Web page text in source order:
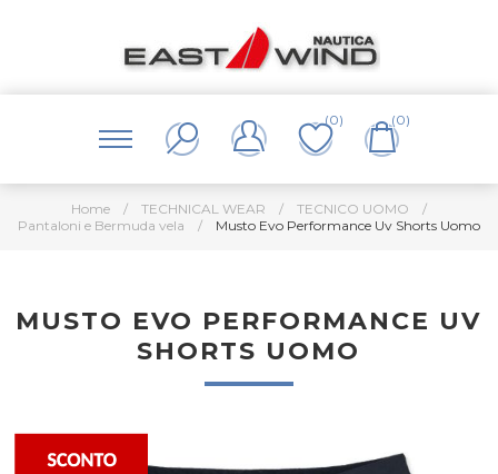
(0) (0)
Home / TECHNICAL WEAR / TECNICO UOMO
/
Pantaloni e Bermuda vela
/ Musto Evo Performance Uv Shorts Uomo
MUSTO EVO PERFORMANCE UV
SHORTS UOMO